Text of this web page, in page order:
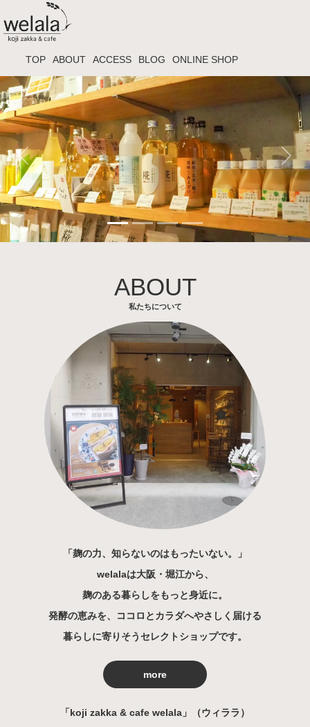
TOP ABOUT ACCESS BLOG ONLINE SHOP
Previous Next
ABOUT
私たちについて
「麹の力、知らないのはもったいない。」
welalaは大阪・堀江から、
麹のある暮らしをもっと身近に。
発酵の恵みを、ココロとカラダへやさしく届ける
暮らしに寄りそうセレクトショップです。
more
「koji zakka & cafe welala」（ウィララ）